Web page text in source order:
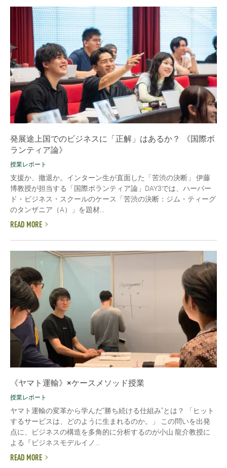
発展途上国でのビジネスに「正解」はあるか？ 《国際ボ
ランティア論》
授業レポート
支援か、撤退か。インターン生が直面した「苦渋の決断」 伊藤
博教授が担当する「国際ボランティア論」DAY3では、ハーバー
ド・ビジネス・スクールのケース「苦渋の決断：ジム・ティーグ
のタンザニア（A）」を題材...
READ MORE
《ヤマト運輸》×ケースメソッド授業
授業レポート
ヤマト運輸の変革から学んだ“勝ち続ける仕組み”とは？ 「ヒット
するサービスは、どのように生まれるのか。」 この問いを出発
点に、ビジネスの構造を多角的に分析するのが小山 龍介教授に
よる『ビジネスモデルイノ...
READ MORE